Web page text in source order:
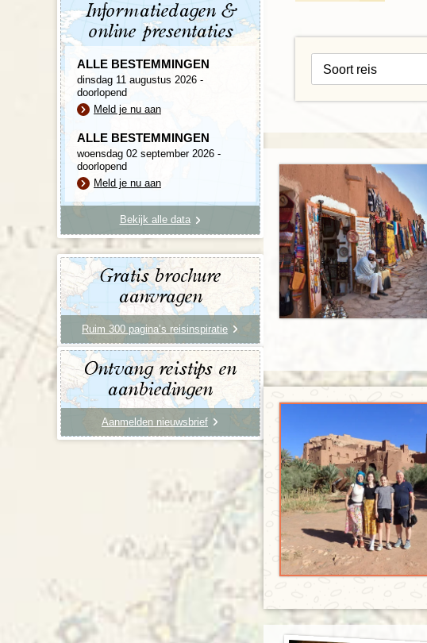
Informatiedagen &
online presentaties
ALLE BESTEMMINGEN
dinsdag 11 augustus 2026 -
doorlopend
Meld je nu aan
ALLE BESTEMMINGEN
woensdag 02 september 2026 -
doorlopend
Meld je nu aan
Bekijk alle data
Gratis brochure
aanvragen
Ruim 300 pagina’s reisinspiratie
Ontvang reistips en
aanbiedingen
Aanmelden nieuwsbrief